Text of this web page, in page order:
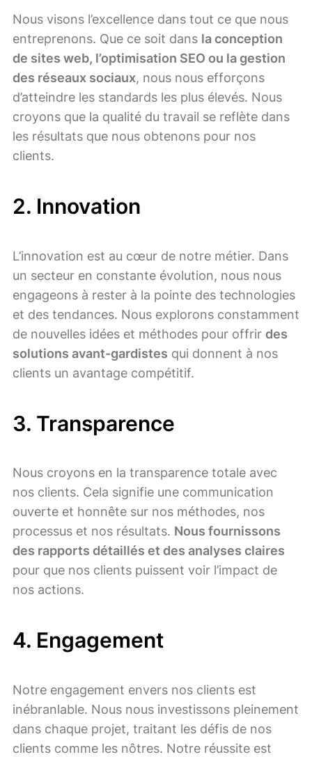
Nous visons l’excellence dans tout ce que nous
entreprenons. Que ce soit dans la conception
de sites web, l’optimisation SEO ou la gestion
des réseaux sociaux, nous nous efforçons
d’atteindre les standards les plus élevés. Nous
croyons que la qualité du travail se reflète dans
les résultats que nous obtenons pour nos
clients.
2. Innovation
L’innovation est au cœur de notre métier. Dans
un secteur en constante évolution, nous nous
engageons à rester à la pointe des technologies
et des tendances. Nous explorons constamment
de nouvelles idées et méthodes pour offrir des
solutions avant-gardistes qui donnent à nos
clients un avantage compétitif.
3. Transparence
Nous croyons en la transparence totale avec
nos clients. Cela signifie une communication
ouverte et honnête sur nos méthodes, nos
processus et nos résultats. Nous fournissons
des rapports détaillés et des analyses claires
pour que nos clients puissent voir l’impact de
nos actions.
4. Engagement
Notre engagement envers nos clients est
inébranlable. Nous nous investissons pleinement
dans chaque projet, traitant les défis de nos
clients comme les nôtres. Notre réussite est